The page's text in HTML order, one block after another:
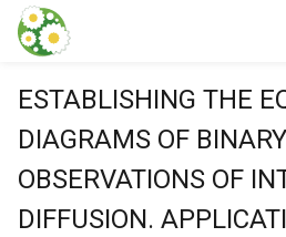
本文に飛ぶ
ESTABLISHING THE
DIAGRAMS OF
OBSERVATIONS OF
DIFFUSION.